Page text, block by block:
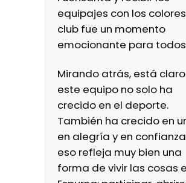
equipajes con los
club fue un momento
emocionante para
Mirando atrás, está
este equipo no solo ha
crecido en el deporte.
También ha crecido en
en alegría y en
eso refleja muy bien una
forma de vivir las cosas